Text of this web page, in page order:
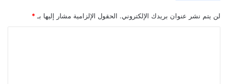
لن يتم نشر عنوان بريدك الإلكتروني. الحقول الإلزامية مشار إليها بـ *